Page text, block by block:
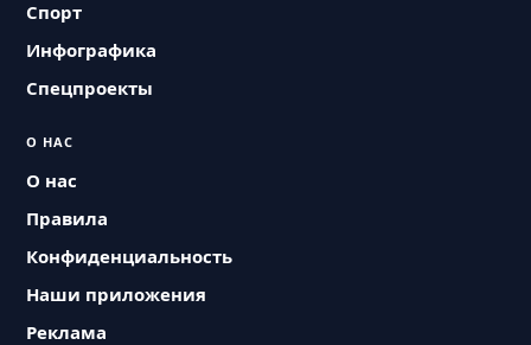
Спорт
Инфографика
Спецпроекты
О НАС
О нас
Правила
Конфиденциальность
Наши приложения
Реклама